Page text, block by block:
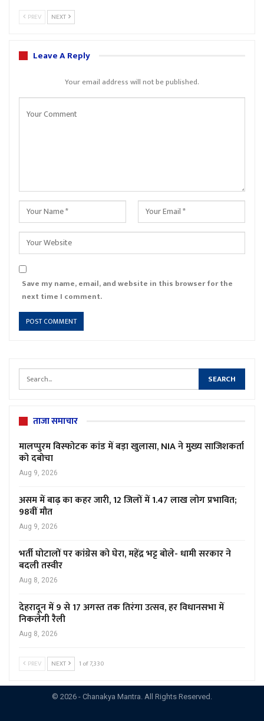
PREV NEXT
Leave A Reply
Your email address will not be published.
Save my name, email, and website in this browser for the
next time I comment.
ताजा समाचार
मालप्पुरम विस्फोटक कांड में बड़ा खुलासा, NIA ने मुख्य साजिशकर्ता
को दबोचा
Aug 9, 2026
असम में बाढ़ का कहर जारी, 12 जिलों में 1.47 लाख लोग प्रभावित;
98वीं मौत
Aug 9, 2026
भर्ती घोटालों पर कांग्रेस को घेरा, महेंद्र भट्ट बोले- धामी सरकार ने
बदली तस्वीर
Aug 8, 2026
देहरादून में 9 से 17 अगस्त तक तिरंगा उत्सव, हर विधानसभा में
निकलेगी रैली
Aug 8, 2026
PREV NEXT 1 of 7,330
© 2026 - Chanakya Mantra. All Rights Reserved.